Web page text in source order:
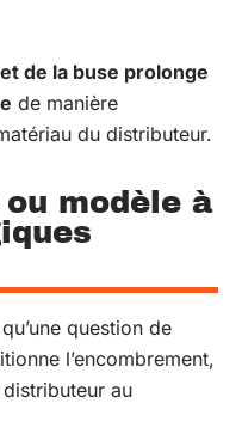
de la buse prolonge
de manière
du distributeur.
modèle à
question de
l’encombrement,
au